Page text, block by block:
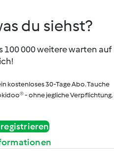
du siehst?
100 000 weitere warten auf
kostenloses 30-Tage Abo. Tauche
- ohne jegliche Verpflichtung.